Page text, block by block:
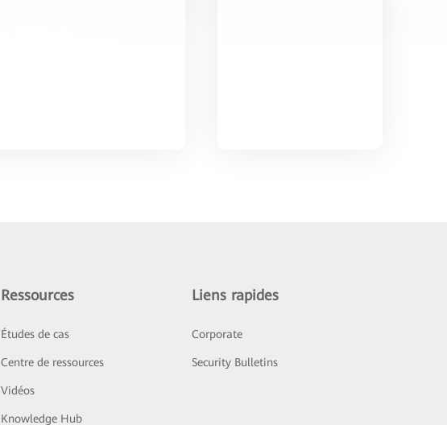
Ressources
Études de cas
Centre de ressources
Vidéos
Knowledge Hub
Liens rapides
Corporate
Security Bulletins